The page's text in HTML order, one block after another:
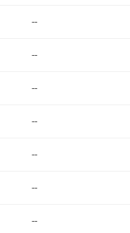
--
--
--
--
--
--
--